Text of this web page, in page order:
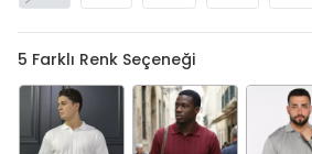
5 Farklı Renk Seçeneği